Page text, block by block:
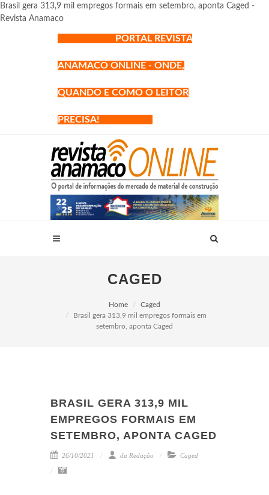
Brasil gera 313,9 mil empregos formais em setembro, aponta Caged -
Revista Anamaco
PORTAL REVISTA
ANAMACO ONLINE - ONDE,
QUANDO E COMO O LEITOR
PRECISA!
CAGED
Home
Caged
Brasil gera 313,9 mil empregos formais em
setembro, aponta Caged
BRASIL GERA 313,9 MIL
EMPREGOS FORMAIS EM
SETEMBRO, APONTA CAGED
26/10/2021 da Redação Caged